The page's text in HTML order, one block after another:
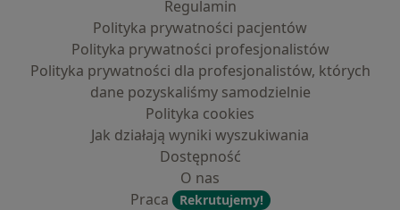
Regulamin
Polityka prywatności pacjentów
Polityka prywatności profesjonalistów
Polityka prywatności dla profesjonalistów, których
dane pozyskaliśmy samodzielnie
Polityka cookies
Jak działają wyniki wyszukiwania
Dostępność
O nas
Praca
Rekrutujemy!